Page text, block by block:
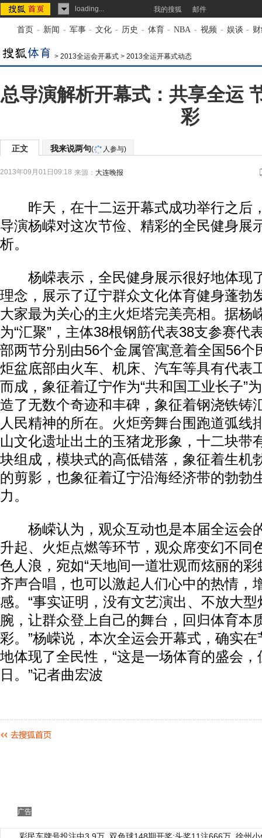
loading... 我的搜狐 邮件
首页 - 新闻 - 军事 - 文化 - 历史 - 体育 - NBA - 视频 - 娱谈 -
> 2013全运会开幕式 > 2013全运开幕式动态
总导演解析开幕式：共享全运
彩
正文 我来说两句( 人参与)
2013年09月01日09:18 来源： 大连晚报
昨天，在十二运开幕式成功举行之后
导演杨嵘对这次节俭、精彩的全民健身展
析。
杨嵘表示，全民健身展示很好地体现了
理念，展示了辽宁群众文化体育健身蓬勃
大家最为关心的主火炬塔完美亮相。据杨
为“汇聚”，主体38根钢筋代表38支参赛代
部两节分别由56个金属管寓意着全国56个
炬盆底部由火车、机床、汽车等具有代表
而成，象征着辽宁作为“共和国工业长子”
造了无数个奇迹和丰碑，象征着钢浇铁铸
人民精神的所在。火炬旁舞台围跑道弧线
山文化遗址出土的玉猪龙形象，十二块带
块组成，模块式的高低错落，象征着生机
的剪影，也象征着辽宁沿海经济带的勃勃
力。
杨嵘认为，观众互动也是本届全运会
升起、火炬点燃等环节，观众席变幻不同
色人浪，宛如“天地间一道壮观而炫丽的彩
齐声合唱，也可以激起人们心中的热情，
感。“事实证明，没有文艺演出、不放大
腕，让群众登上自己的舞台，回归体育本
彩。”杨嵘说，本次全运会开幕式，确实
地体现了全民性，“这是一场体育的盛会
日。”记者曲宏波
广告